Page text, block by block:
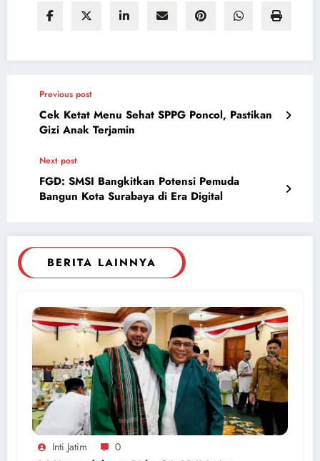
Previous post
Cek Ketat Menu Sehat SPPG Poncol, Pastikan
Gizi Anak Terjamin
Next post
FGD: SMSI Bangkitkan Potensi Pemuda
Bangun Kota Surabaya di Era Digital
BERITA LAINNYA
Inti Jatim 0